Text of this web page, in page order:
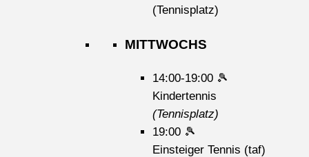
(Tennisplatz)
MITTWOCHS
14:00-19:00 🎾
Kindertennis
(Tennisplatz)
19:00 🎾
Einsteiger Tennis (taf)